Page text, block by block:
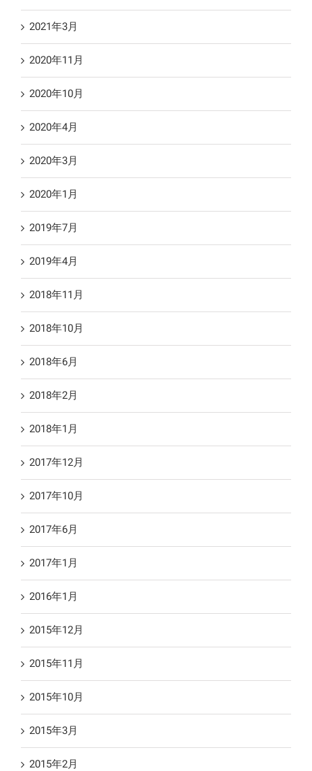
2021年3月
2020年11月
2020年10月
2020年4月
2020年3月
2020年1月
2019年7月
2019年4月
2018年11月
2018年10月
2018年6月
2018年2月
2018年1月
2017年12月
2017年10月
2017年6月
2017年1月
2016年1月
2015年12月
2015年11月
2015年10月
2015年3月
2015年2月